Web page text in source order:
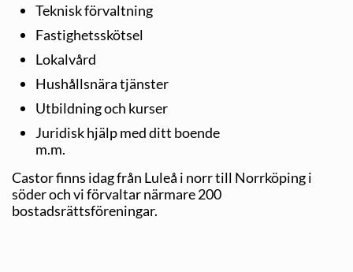
Teknisk förvaltning
Fastighetsskötsel
Lokalvård
Hushållsnära tjänster
Utbildning och kurser
Juridisk hjälp med ditt boende
m.m.
Castor finns idag från Luleå i norr till Norrköping i
söder och vi förvaltar närmare 200
bostadsrättsföreningar.